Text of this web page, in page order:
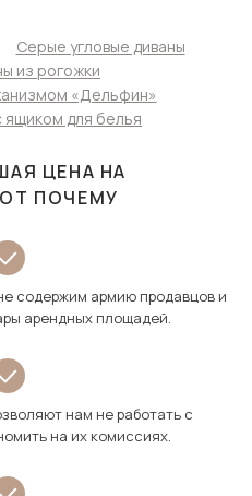
Серые угловые диваны
из рогожки
«Дельфин»
ящиком для белья
ЦЕНА НА
ПОЧЕМУ
содержим армию продавцов и
арендных площадей.
нам не работать с
на их комиссиях.